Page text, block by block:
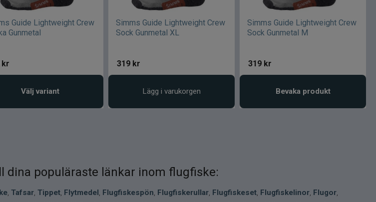
Guide Lightweight Crew
Gunmetal
kr
Välj variant
Simms Guide Lightweight Crew
Sock Gunmetal XL
319 kr
Lägg i varukorgen
Simms Guide Lightweight Crew
Sock Gunmetal M
319 kr
Bevaka produkt
dina populäraste länkar inom flugfiske:
, Tafsar, Tippet, Flytmedel, Flugfiskespön, Flugfiskerullar, Flugfiskeset, Flugfiskelinor, Flugor,